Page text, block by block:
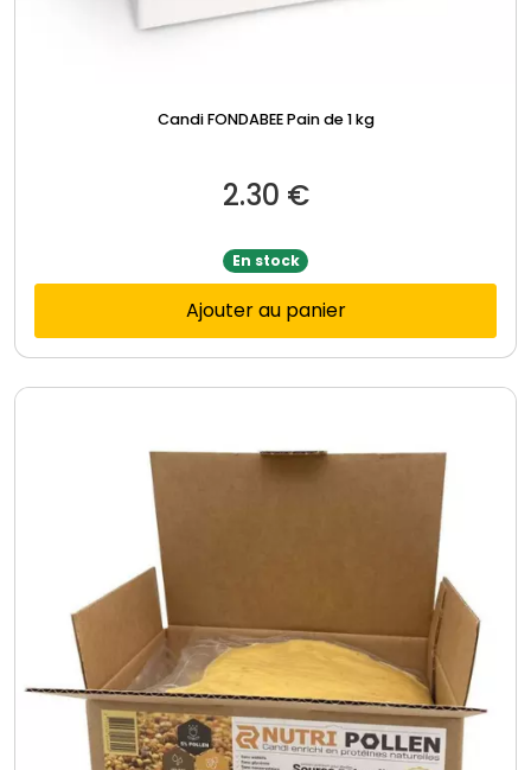
Candi FONDABEE Pain de 1 kg
2.30 €
En stock
Ajouter au panier